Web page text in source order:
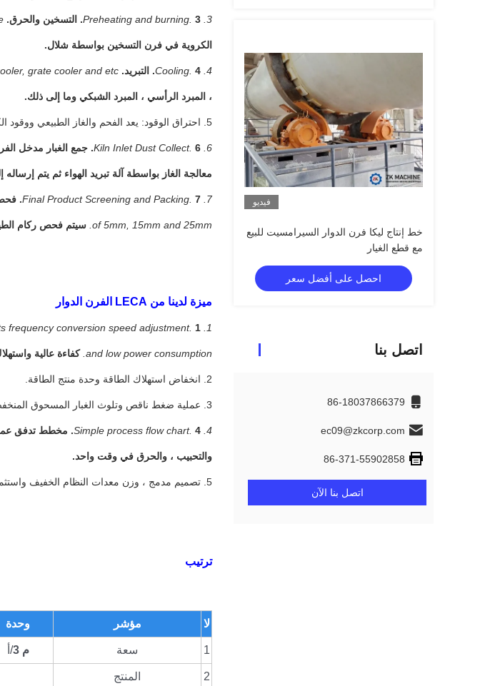
فيديو
خط إنتاج ليكا فرن الدوار السيرامسيت للبيع
مع قطع الغيار
احصل على أفضل سعر
اتصل بنا
86-18037866379
ec09@zkcorp.com
86-371-55902858
اتصل بنا الآن
3. Preheating and burning. 3. التسخين والحرق.
الكروية في فرن التسخين بواسطة شلال.
4. Cooling. 4. التبريد. grate cooler and etc.
، المبرد الرأسي ، المبرد الشبكي وما إلى ذلك.
5. احتراق الوقود: يعد الفحم والغاز الطبيعي ووقود الكتلة الحيوية من الخيارات الجيدة كوقود.
6. Kiln Inlet Dust Collect. 6. جمع الغبار مدخل الفرن.
معالجة الغاز بواسطة آلة تبريد الهواء ثم يتم
7. Final Product Screening and Packing. 7. فحص المنتج النهائي والتعبئة.
of 5mm, 15mm and 25mm. سيتم فحص ركام الطين
ميزة لدينا من LECA الفرن الدوار
1. Rotary kiln drive adopts frequency conversion speed adjustment. 1. يعتمد محرك الفرن الدوار تعديل سرعة تحويل التردد.
and low power consumption. كفاءة عالية
2. انخفاض استهلاك الطاقة وحدة منتج الطاقة.
3. عملية ضغط ناقص وتلوث الغبار المسحوق المنخفض ؛
4. Simple process flow chart. 4. مخطط تدفق عملية بسيطة.
والتحبيب ، والحرق في وقت واحد.
5. تصميم مدمج ، وزن معدات النظام الخفيف واستثمار منخفض.
ترتيب
لا مؤشر وحدة
1 سعة م 3 /أ
2 المنتج